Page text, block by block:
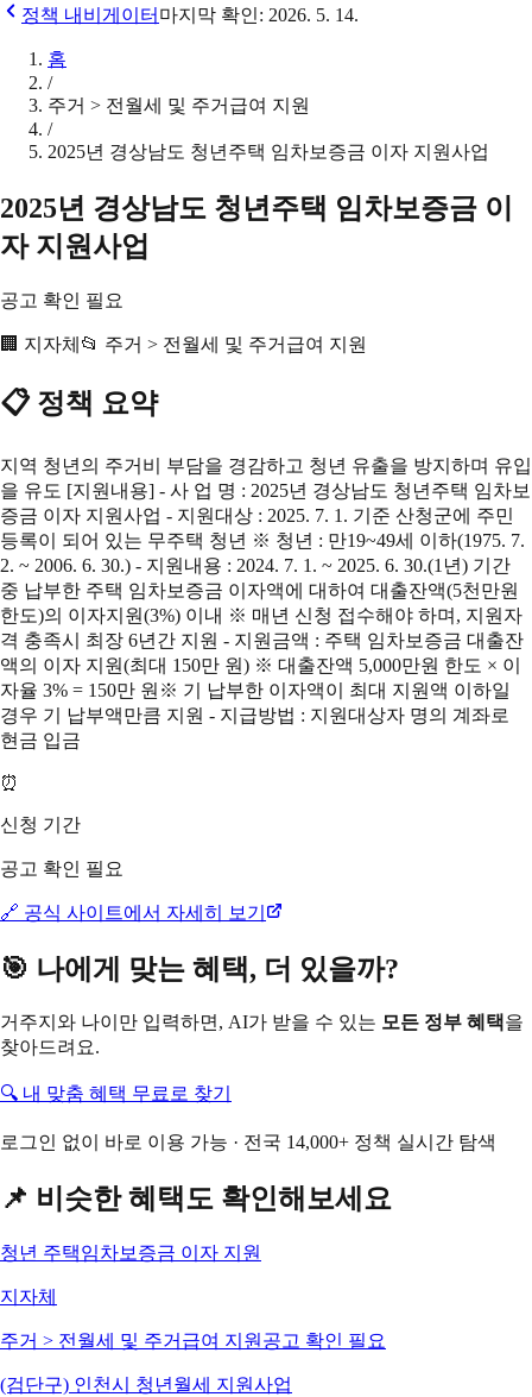
정책 내비게이터 마지막 확인: 2026. 5. 14.
홈
/
주거 > 전월세 및 주거급여 지원
/
2025년 경상남도 청년주택 임차보증금 이자 지원사업
2025년 경상남도 청년주택 임차보증금 이
자 지원사업
공고 확인 필요
🏢 지자체 📂 주거 > 전월세 및 주거급여 지원
📋 정책 요약
지역 청년의 주거비 부담을 경감하고 청년 유출을 방지하며 유입
을 유도 [지원내용] - 사 업 명 : 2025년 경상남도 청년주택 임차보
증금 이자 지원사업 - 지원대상 : 2025. 7. 1. 기준 산청군에 주민
등록이 되어 있는 무주택 청년 ※ 청년 : 만19~49세 이하(1975. 7.
2. ~ 2006. 6. 30.) - 지원내용 : 2024. 7. 1. ~ 2025. 6. 30.(1년) 기간
중 납부한 주택 임차보증금 이자액에 대하여 대출잔액(5천만원
한도)의 이자지원(3%) 이내 ※ 매년 신청 접수해야 하며, 지원자
격 충족시 최장 6년간 지원 - 지원금액 : 주택 임차보증금 대출잔
액의 이자 지원(최대 150만 원) ※ 대출잔액 5,000만원 한도 × 이
자율 3% = 150만 원※ 기 납부한 이자액이 최대 지원액 이하일
경우 기 납부액만큼 지원 - 지급방법 : 지원대상자 명의 계좌로
현금 입금
⏰
신청 기간
공고 확인 필요
🔗 공식 사이트에서 자세히 보기
🎯 나에게 맞는 혜택, 더 있을까?
거주지와 나이만 입력하면, AI가 받을 수 있는 모든 정부 혜택을
찾아드려요.
🔍 내 맞춤 혜택 무료로 찾기
로그인 없이 바로 이용 가능 · 전국 14,000+ 정책 실시간 탐색
📌 비슷한 혜택도 확인해보세요
청년 주택임차보증금 이자 지원
지자체
주거 > 전월세 및 주거급여 지원 공고 확인 필요
(검단구) 인천시 청년월세 지원사업